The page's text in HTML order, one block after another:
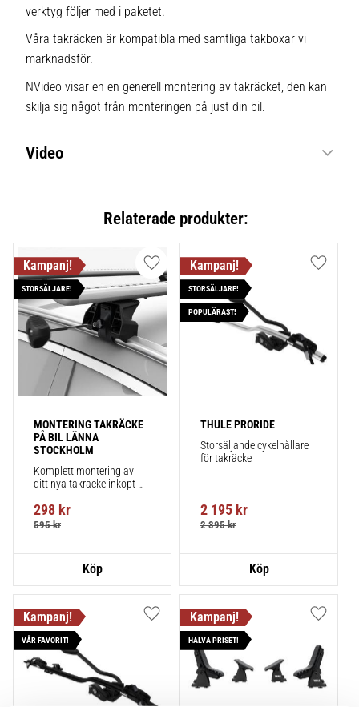
verktyg följer med i paketet.
Våra takräcken är kompatibla med samtliga takboxar vi
marknadsför.
NVideo visar en en generell montering av takräcket, den kan
skilja sig något från monteringen på just din bil.
Video
Relaterade produkter:
MONTERING TAKRÄCKE
PÅ BIL LÄNNA
STOCKHOLM
Komplett montering av
ditt nya takräcke inköpt
montering på din bil.
298 kr
595kr
STORSÄLJARE!
Lägg till i favoriter
THULE PRORIDE
Storsäljande cykelhållare
för takräcke
2 195 kr
2 395kr
STORSÄLJARE!
POPULÄRAST!
Lägg
VÅR FAVORIT!
Lägg till i favoriter
HALVA PRISET!
Lägg